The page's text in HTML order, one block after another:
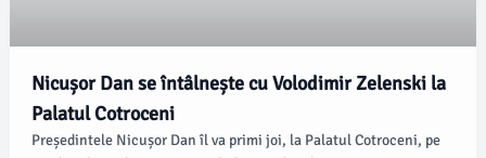
Nicușor Dan se întâlnește cu Volodimir Zelenski la
Palatul Cotroceni
Președintele Nicușor Dan îl va primi joi, la Palatul Cotroceni, pe